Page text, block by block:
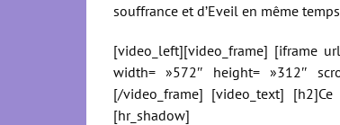
souffrance et d’Eveil en même
[video_left][video_frame] [iframe
width= »572″ height= »312″
[/video_frame] [video_text]
[hr_shadow]